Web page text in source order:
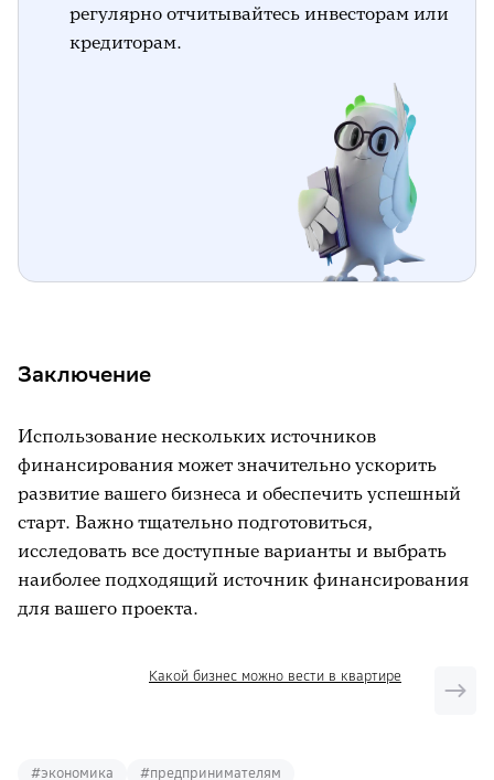
регулярно отчитывайтесь инвесторам или
кредиторам.
Заключение
Использование нескольких источников
финансирования может значительно ускорить
развитие вашего бизнеса и обеспечить успешный
старт. Важно тщательно подготовиться,
исследовать все доступные варианты и выбрать
наиболее подходящий источник финансирования
для вашего проекта.
Какой бизнес можно вести в квартире
#экономика #предпринимателям